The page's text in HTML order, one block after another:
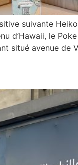
suivante
d’Hawaii, le
situé avenue